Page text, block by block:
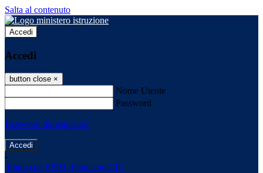
Salta al contenuto
Accedi
Accedi
button close ×
Nome Utente
Password
Password dimenticata?
-
Entra con SPID Entra con CIE